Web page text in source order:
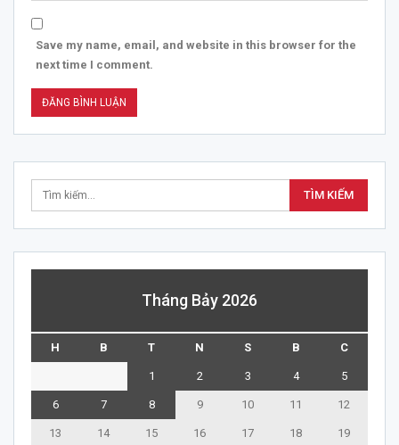
Save my name, email, and website in this browser for the
next time I comment.
Tháng Bảy 2026
H B T N S B C
1 2 3 4 5
6 7 8 9 10 11 12
13 14 15 16 17 18 19